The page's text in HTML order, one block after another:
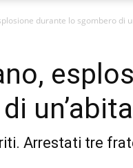
durante lo sgombero di
Arrestati tre